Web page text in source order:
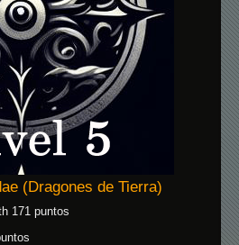
(Dragones de Tierra)
171 puntos